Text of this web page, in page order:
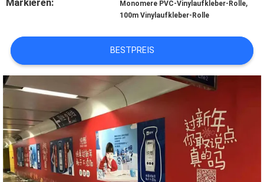
ANGEBOT
SITEMAP
PRIVACY
POLICY
Markieren: Monomere PVC-Vinylaufkleber-Rolle,
100m Vinylaufkleber-Rolle
BESTPREIS